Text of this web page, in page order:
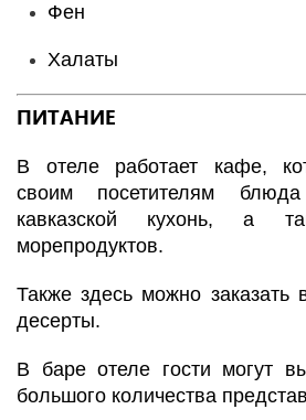
Фен
Халаты
ПИТАНИЕ
В отеле работает кафе,
своим посетителям
кавказской кухонь, а
морепродуктов.
Также здесь можно заказать
десерты.
В баре отеле гости могут
большого количества